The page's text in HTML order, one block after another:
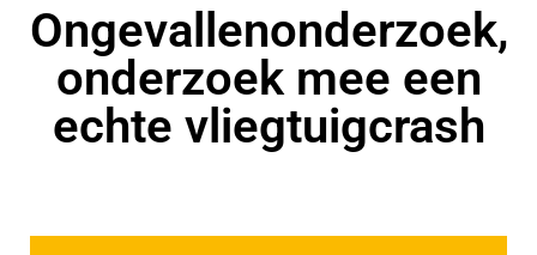
Ongevallenonderzoek,
onderzoek mee een
echte vliegtuigcrash